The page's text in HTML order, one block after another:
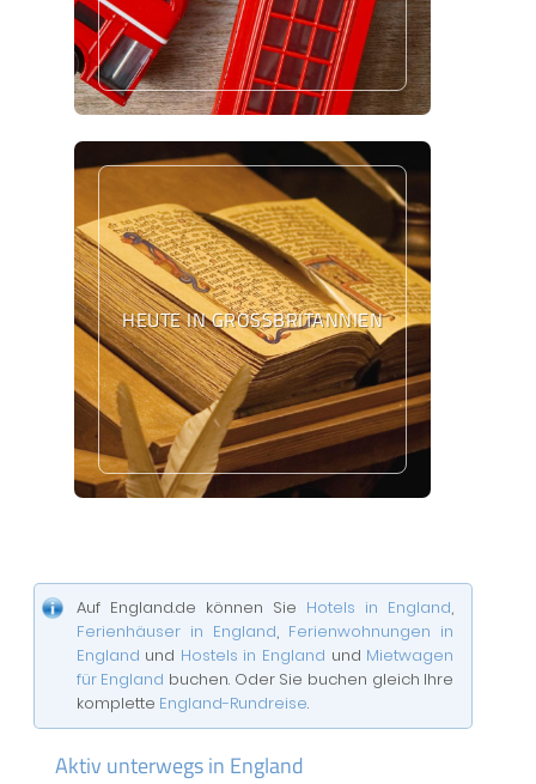
HEUTE IN GROSSBRITANNIEN
Auf England.de können Sie Hotels in England,
Ferienhäuser in England, Ferienwohnungen in
England und Hostels in England und Mietwagen
für England buchen. Oder Sie buchen gleich Ihre
komplette England-Rundreise.
Aktiv unterwegs in England